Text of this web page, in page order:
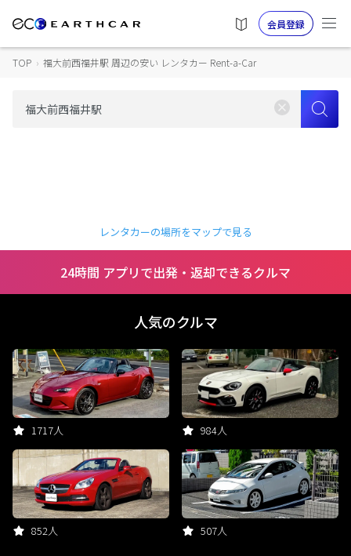
会員登録
TOP › 福大前西福井駅 周辺の安い レンタカー Rent-a-Car
レンタカーの場所をマップで見る
24時間 アプリで出発・返却できるクルマ
人気のクルマ
1717人 984人
852人 507人